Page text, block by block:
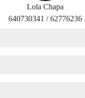
Lola Chapa
640730341 /62776236